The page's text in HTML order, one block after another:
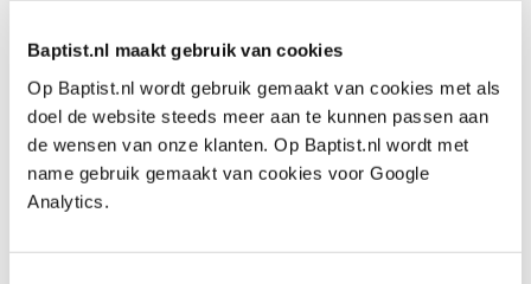
Baptist.nl maakt gebruik van cookies
Op Baptist.nl wordt gebruik gemaakt van cookies met als
doel de website steeds meer aan te kunnen passen aan
de wensen van onze klanten. Op Baptist.nl wordt met
name gebruik gemaakt van cookies voor Google
Analytics.
Komelon MD36 rolbandmaat 3 m x 16
mm Maggrip Pro
Artikelnummer: 22649
Op voorraad